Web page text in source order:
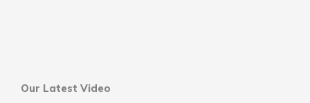
Our Latest Video